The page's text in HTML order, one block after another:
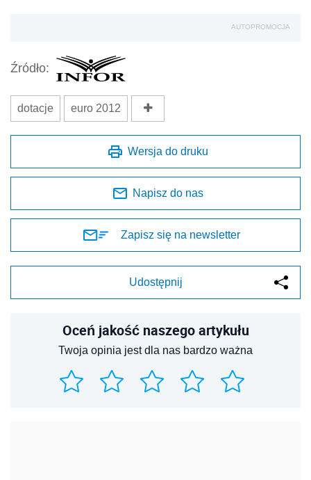
AUTOPROMOCJA
Źródło:
dotacje euro 2012
Wersja do druku
Napisz do nas
Zapisz się na newsletter
Udostępnij
Oceń jakość naszego artykułu
Twoja opinia jest dla nas bardzo ważna